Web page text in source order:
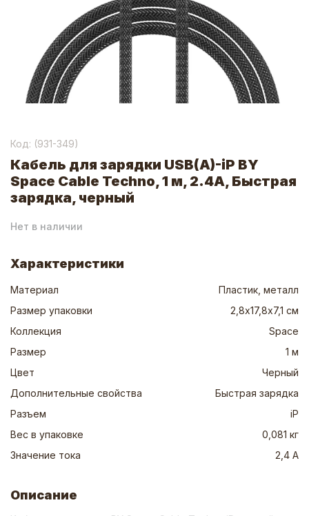
Код: (931-349)
Кабель для зарядки USB(A)-iP BY
Space Cable Techno, 1 м, 2.4А, Быстрая
зарядка, черный
Нет в наличии
Характеристики
Материал
Пластик, металл
Размер упаковки
2,8х17,8х7,1 см
Коллекция
Space
Размер
1 м
Цвет
Черный
Дополнительные свойства
Быстрая зарядка
Разъем
iP
Вес в упаковке
0,081 кг
Значение тока
2,4 А
Описание